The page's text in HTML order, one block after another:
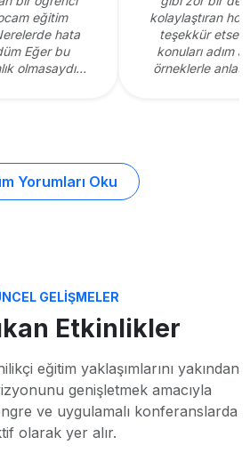
eğitim
hata
Eğer bu
olmasaydım
neticileri
isterim"
kolaylaştıran
teşekkür
konuları adım
örneklerle
Yorumları Oku
GELIŞMELER
Etkinlikler
eğitim yaklaşımlarını yakından
genişletmek amacıyla
ve uygulamalı konferanslarda
olarak yer alır.